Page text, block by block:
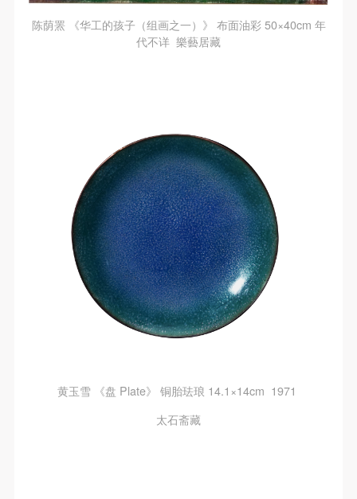
陈荫罴 《华工的孩子（组画之一）》 布面油彩 50×40cm 年
代不详 樂藝居藏
黄玉雪 《盘 Plate》 铜胎珐琅 14.1×14cm 1971
太石斋藏